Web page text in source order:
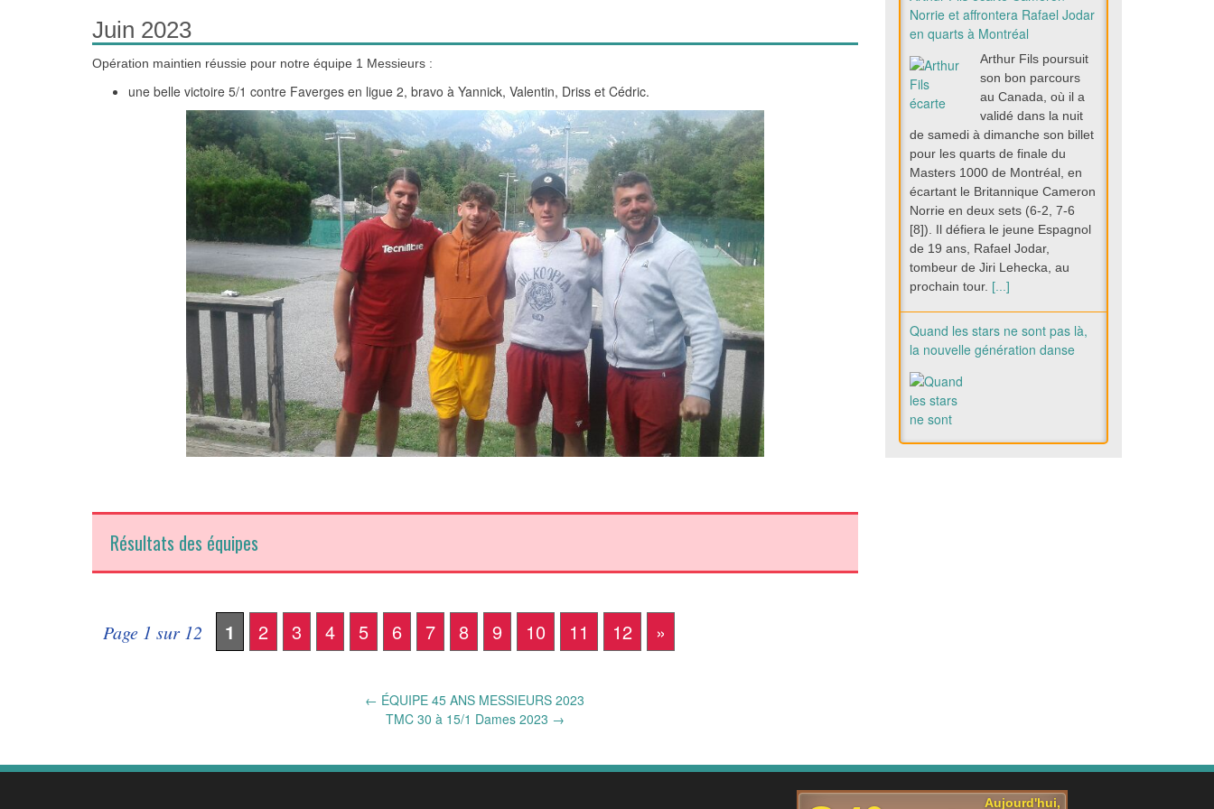
Juin 2023
Opération maintien réussie pour notre équipe 1 Messieurs :
une belle victoire 5/1 contre Faverges en ligue 2, bravo à Yannick, Valentin, Driss et Cédric.
Résultats des équipes
Page 1 sur 12 1 2 3 4 5 6 7 8 9 10 11 12 »
← ÉQUIPE 45 ANS MESSIEURS 2023
TMC 30 à 15/1 Dames 2023 →
Norrie et affrontera Rafael Jodar
en quarts à Montréal
Arthur Fils poursuit
son bon parcours
au Canada, où il a
validé dans la nuit
de samedi à dimanche son billet
pour les quarts de finale du
Masters 1000 de Montréal, en
écartant le Britannique Cameron
Norrie en deux sets (6-2, 7-6
[8]). Il défiera le jeune Espagnol
de 19 ans, Rafael Jodar,
tombeur de Jiri Lehecka, au
prochain tour. [...]
Quand les stars ne sont pas là,
la nouvelle génération danse
et rejoint Iga Swiatek en quarts
Diana Shnaider